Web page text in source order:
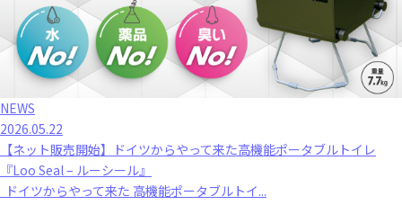
NEWS
2026.05.22
【ネット販売開始】ドイツからやって来た高機能ポータブルトイレ
『Loo Seal – ルーシール』
ドイツからやって来た 高機能ポータブルトイ...